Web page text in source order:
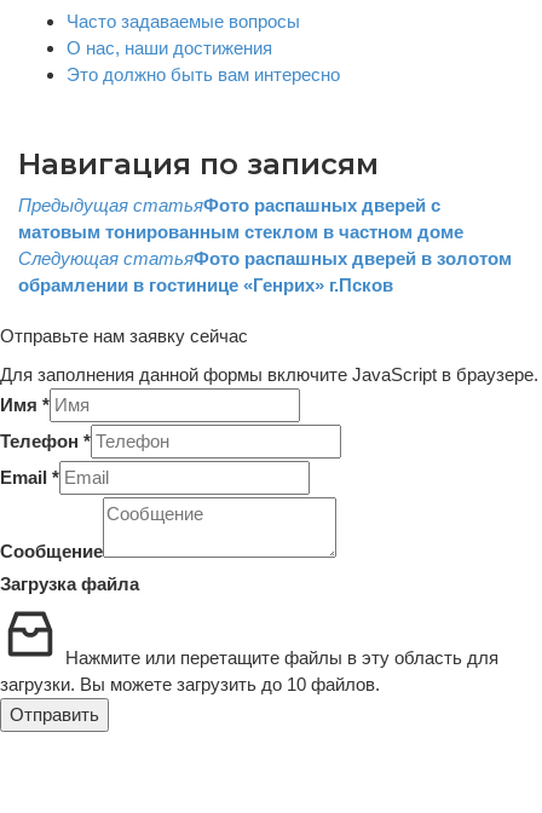
Часто задаваемые вопросы
О нас, наши достижения
Это должно быть вам интересно
Навигация по записям
Предыдущая статьяФото распашных дверей с
матовым тонированным стеклом в частном доме
Следующая статьяФото распашных дверей в золотом
обрамлении в гостинице «Генрих» г.Псков
Отправьте нам заявку сейчас
Для заполнения данной формы включите JavaScript в браузере.
файла
Загрузка
Имя *
Телефон *
Email *
Сообщение
Загрузка файла
Нажмите или перетащите файлы в эту область для
загрузки. Вы можете загрузить до 10 файлов.
Отправить